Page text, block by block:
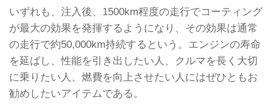
いずれも、注入後、1500km程度の走行でコーティング
が最大の効果を発揮するようになり、その効果は通常
の走行で約50,000km持続するという。エンジンの寿命
を延ばし、性能を引き出したい人、クルマを長く大切
に乗りたい人、燃費を向上させたい人にはぜひともお
勧めしたいアイテムである。